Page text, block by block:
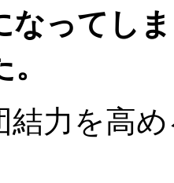
なってし
力を高め